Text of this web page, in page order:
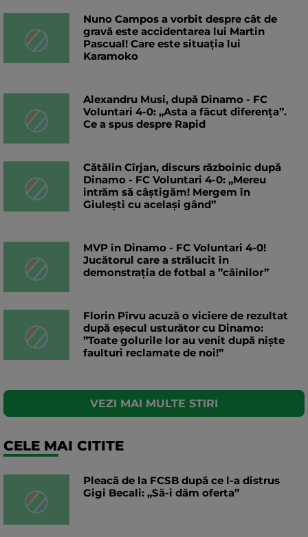
Nuno Campos a vorbit despre cât de
gravă este accidentarea lui Martin
Pascual! Care este situația lui
Karamoko
Alexandru Musi, după Dinamo - FC
Voluntari 4-0: „Asta a făcut diferența”.
Ce a spus despre Rapid
Cătălin Cîrjan, discurs războinic după
Dinamo - FC Voluntari 4-0: „Mereu
intrăm să câștigăm! Mergem în
Giulești cu același gând”
MVP în Dinamo - FC Voluntari 4-0!
Jucătorul care a strălucit în
demonstrația de fotbal a ”câinilor”
Florin Pîrvu acuză o viciere de rezultat
după eșecul usturător cu Dinamo:
”Toate golurile lor au venit după niște
faulturi reclamate de noi!”
VEZI MAI MULTE STIRI
CELE MAI CITITE
Pleacă de la FCSB după ce l-a distrus
Gigi Becali: „Să-i dăm oferta”